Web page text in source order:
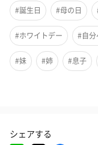
暑い夏をひんやり気持
#誕生日 #母の日
#ホワイトデー #自分
#妹 #姉 #息子
#男性 #女性
シェアする